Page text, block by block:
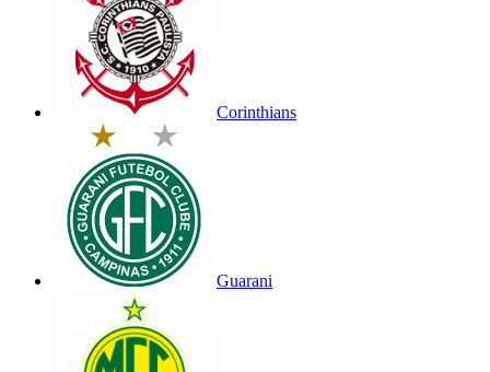
Corinthians
Guarani